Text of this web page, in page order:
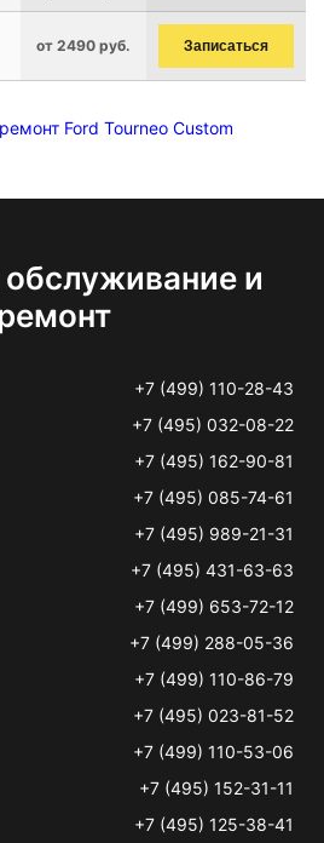
от 2490 руб. Записаться
Ford Tourneo Custom
обслуживание и
+7 (499) 110-28-43
+7 (495) 032-08-22
+7 (495) 162-90-81
+7 (495) 085-74-61
+7 (495) 989-21-31
+7 (495) 431-63-63
+7 (499) 653-72-12
+7 (499) 288-05-36
+7 (499) 110-86-79
+7 (495) 023-81-52
+7 (499) 110-53-06
+7 (495) 152-31-11
+7 (495) 125-38-41